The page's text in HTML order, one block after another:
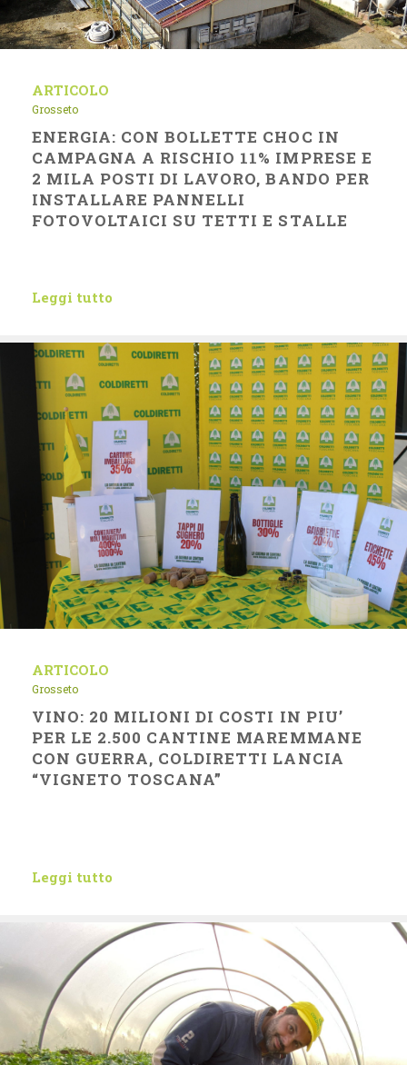
ARTICOLO
Grosseto
ENERGIA: CON BOLLETTE CHOC IN
CAMPAGNA A RISCHIO 11% IMPRESE E
2 MILA POSTI DI LAVORO, BANDO PER
INSTALLARE PANNELLI
FOTOVOLTAICI SU TETTI E STALLE
Leggi tutto
ARTICOLO
Grosseto
VINO: 20 MILIONI DI COSTI IN PIU’
PER LE 2.500 CANTINE MAREMMANE
CON GUERRA, COLDIRETTI LANCIA
“VIGNETO TOSCANA”
Leggi tutto